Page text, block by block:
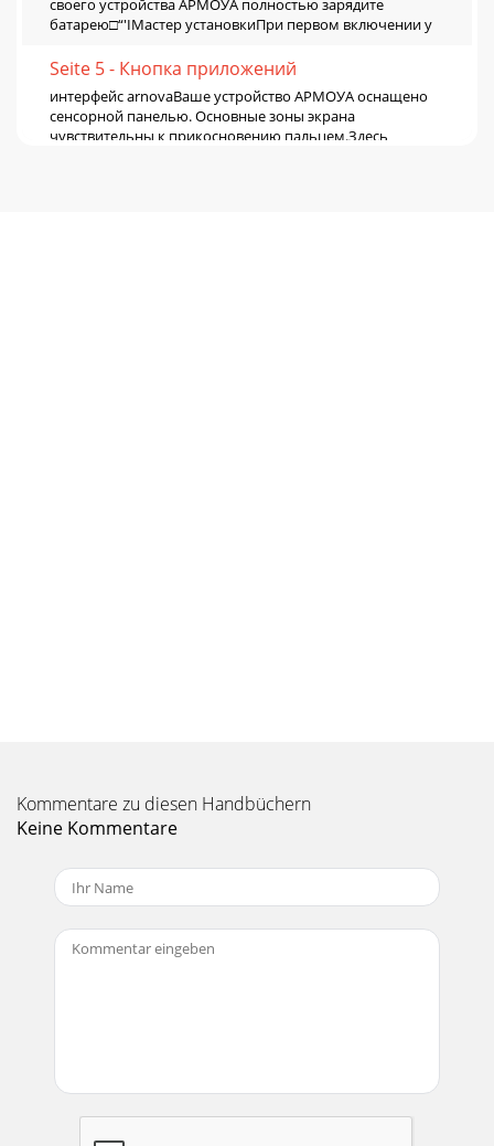
своего устройства АРМОУА полностью зарядите
батарею□“'IМастер установкиПри первом включении у
Seite 5 - Кнопка приложений
интерфейс arnovaВаше устройство АРМОУА оснащено
сенсорной панелью. Основные зоны экрана
чувствительны к прикосновению пальцем.Здесь
Kommentare zu diesen Handbüchern
Keine Kommentare